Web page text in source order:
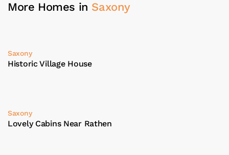
More Homes in Saxony
Saxony
Historic Village House
Saxony
Lovely Cabins Near Rathen